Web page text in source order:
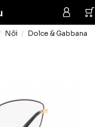
Női
Dolce & Gabbana